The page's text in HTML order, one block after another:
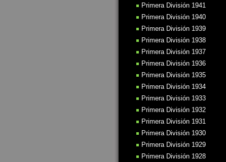
Primera División 1941
Primera División 1940
Primera División 1939
Primera División 1938
Primera División 1937
Primera División 1936
Primera División 1935
Primera División 1934
Primera División 1933
Primera División 1932
Primera División 1931
Primera División 1930
Primera División 1929
Primera División 1928